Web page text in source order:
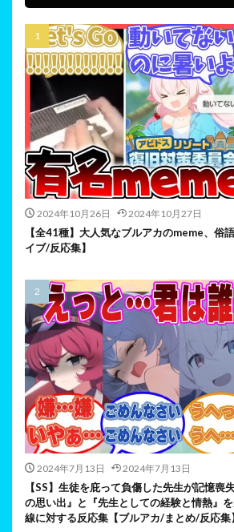
2024年10月26日 2024年10月27日
【全41種】大人気なブルアカのmeme、俗
イブ/反応集】
2024年7月13日 2024年7月13日
【SS】生徒を庇って負傷した先生が記憶喪
の思い出』と『先生としての経験と情熱』
線に対する反応集【ブルアカ/まとめ/反応集】